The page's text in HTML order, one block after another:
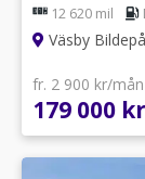
12 620 mil
Väsby Bildepå
fr. 2 900 kr/mån
179 000 kr